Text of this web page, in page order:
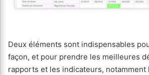
Deux éléments sont indispensables
façon, et pour prendre les meilleures
rapports et les indicateurs, notamment